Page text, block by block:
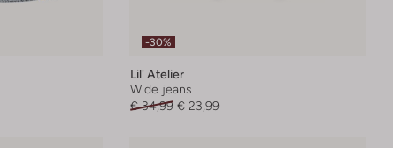
-30%
Lil' Atelier
Wide jeans
€ 34,99 € 23,99